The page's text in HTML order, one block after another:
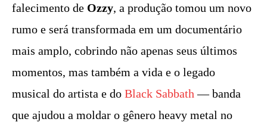
falecimento de Ozzy, a produção tomou um novo
rumo e será transformada em um documentário
mais amplo, cobrindo não apenas seus últimos
momentos, mas também a vida e o legado
musical do artista e do Black Sabbath — banda
que ajudou a moldar o gênero heavy metal no